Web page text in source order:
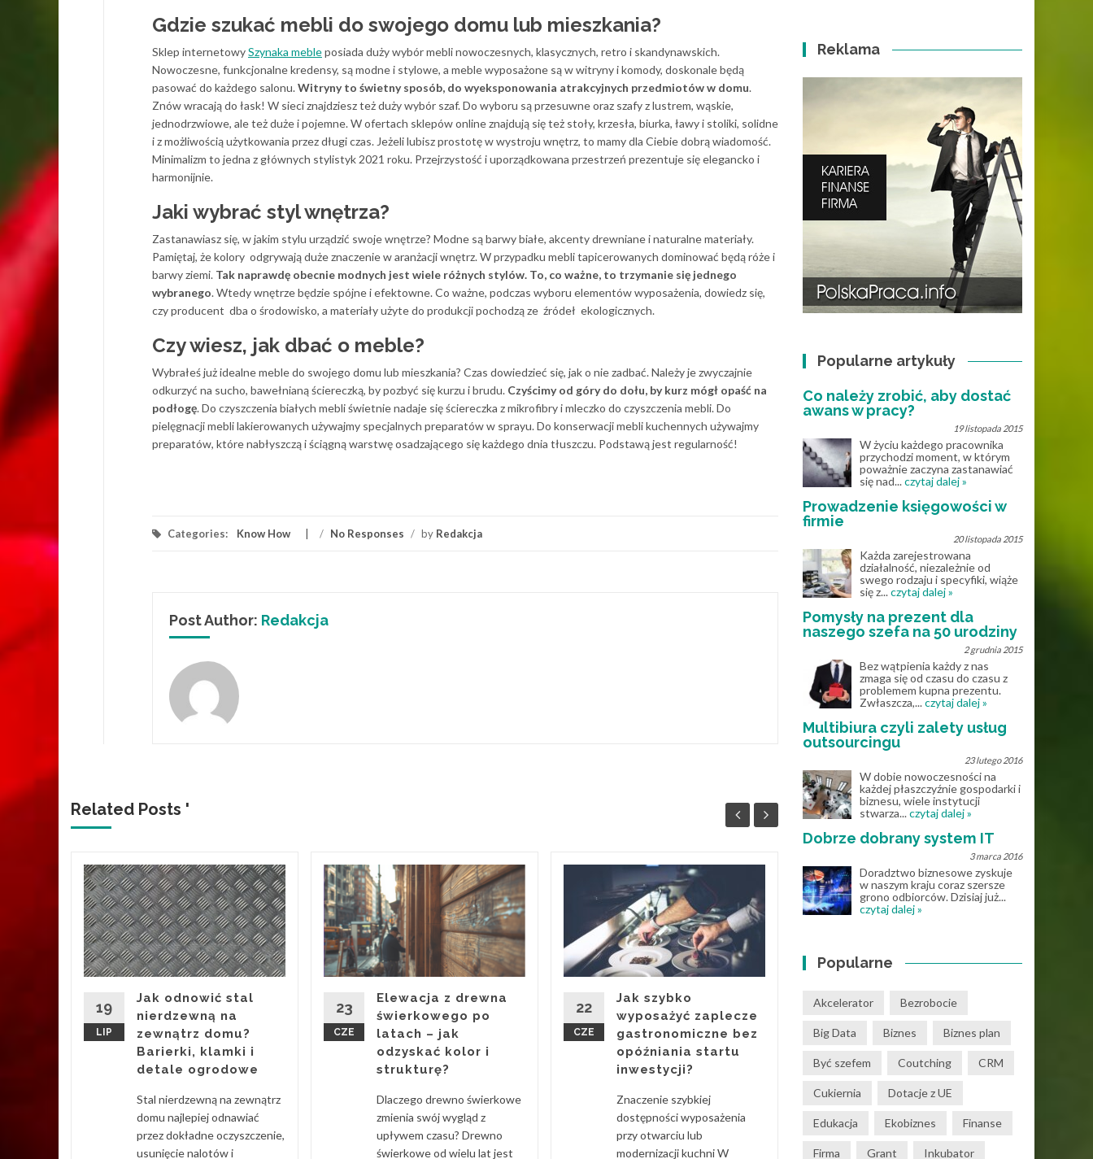
Gdzie szukać mebli do swojego domu lub mieszkania?
Sklep internetowySzynaka mebleposiada duży wybór mebli nowoczesnych, klasycznych, retro i skandynawskich.
Nowoczesne, funkcjonalne kredensy, są modne i stylowe, a meble wyposażone są w witryny i komody, doskonale będą
pasować do każdego salonu.Witryny to świetny sposób, do wyeksponowania atrakcyjnych przedmiotów w domu.
Znów wracają do łask! W sieci znajdziesz też duży wybór szaf. Do wyboru są przesuwne oraz szafy z lustrem, wąskie,
jednodrzwiowe, ale też duże i pojemne. W ofertach sklepów online znajdują się też stoły, krzesła, biurka, ławy i stoliki, solidne
i z możliwością użytkowania przez długi czas. Jeżeli lubisz prostotę w wystroju wnętrz, to mamy dla Ciebie dobrą wiadomość.
Minimalizm to jedna z głównych stylistyk 2021 roku. Przejrzystość i uporządkowana przestrzeń prezentuje się elegancko i
harmonijnie.
Jaki wybrać styl wnętrza?
Zastanawiasz się, w jakim stylu urządzić swoje wnętrze? Modne są barwy białe, akcenty drewniane i naturalne materiały.
Pamiętaj, że kolory odgrywają duże znaczenie w aranżacji wnętrz. W przypadku mebli tapicerowanych dominować będą róże i
barwy ziemi. Tak naprawdę obecnie modnych jest wiele różnych stylów. To, co ważne, to trzymanie się jednego
wybranego. Wtedy wnętrze będzie spójne i efektowne. Co ważne, podczas wyboru elementów wyposażenia, dowiedz się,
czy producent dba o środowisko, a materiały użyte do produkcji pochodzą ze źródeł ekologicznych.
Czy wiesz, jak dbać o meble?
Wybrałeś już idealne meble do swojego domu lub mieszkania? Czas dowiedzieć się, jak o nie zadbać. Należy je zwyczajnie
odkurzyć na sucho, bawełnianą ściereczką, by pozbyć się kurzu i brudu. Czyścimy od góry do dołu, by kurz mógł opaść na
podłogę. Do czyszczenia białych mebli świetnie nadaje się ściereczka z mikrofibry i mleczko do czyszczenia mebli. Do
pielęgnacji mebli lakierowanych używajmy specjalnych preparatów w sprayu. Do konserwacji mebli kuchennych używajmy
preparatów, które nabłyszczą i ściągną warstwę osadzającego się każdego dnia tłuszczu. Podstawą jest regularność!
Categories: Know How / No Responses / by Redakcja
Post Author: Redakcja
Related Posts '
19
LIP
Jak odnowić stal
nierdzewną na
zewnątrz domu?
Barierki, klamki i
detale ogrodowe
Stal nierdzewną na zewnątrz
domu najlepiej odnawiać
przez dokładne oczyszczenie,
usunięcie nalotów i
23
CZE
Elewacja z drewna
świerkowego po
latach – jak
odzyskać kolor i
strukturę?
Dlaczego drewno świerkowe
zmienia swój wygląd z
upływem czasu? Drewno
świerkowe od wielu lat jest
22
CZE
Jak szybko
wyposażyć zaplecze
gastronomiczne bez
opóźniania startu
inwestycji?
Znaczenie szybkiej
dostępności wyposażenia
przy otwarciu lub
modernizacji kuchni W
25
Muzyka online – jak
internet zmienił
Jeszcze kilkanaście lat temu
instrumentach były mocno
materiałów muzycznych.
Nuty...
Know How Read More
Reklama
Popularne artykuły
Co należy zrobić, aby dostać
awans w pracy?
19 listopada 2015
W życiu każdego pracownika
przychodzi moment, w którym
poważnie zaczyna zastanawiać
się nad...czytaj dalej »
Prowadzenie księgowości w
firmie
20 listopada 2015
Każda zarejestrowana
działalność, niezależnie od
swego rodzaju i specyfiki, wiąże
się z...czytaj dalej »
Pomysły na prezent dla
naszego szefa na 50 urodziny
2 grudnia 2015
Bez wątpienia każdy z nas
zmaga się od czasu do czasu z
problemem kupna prezentu.
Zwłaszcza,...czytaj dalej »
Multibiura czyli zalety usług
outsourcingu
23 lutego 2016
W dobie nowoczesności na
każdej płaszczyźnie gospodarki i
biznesu, wiele instytucji
stwarza...czytaj dalej »
Dobrze dobrany system IT
3 marca 2016
Doradztwo biznesowe zyskuje
w naszym kraju coraz szersze
grono odbiorców. Dzisiaj już...
czytaj dalej »
Popularne
Akcelerator Bezrobocie
Big Data Biznes Biznes plan
Być szefem Coutching CRM
Cukiernia Dotacje z UE
Edukacja Ekobiznes Finanse
Firma Grant Inkubator